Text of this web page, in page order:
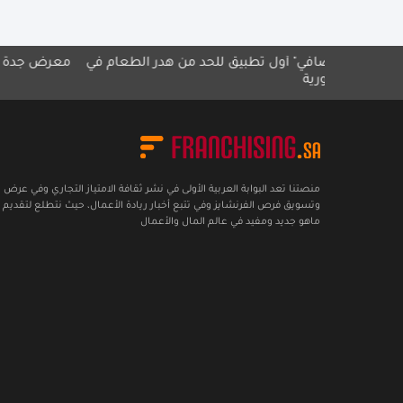
أول تطبيق للحد من هدر الطعام في
معرض جدة للامتياز
منصتنا تعد البوابة العربية الأولى في نشر ثقافة الامتياز التجاري وفي عرض
وتسويق فرص الفرنشايز وفي تتبع أخبار ريادة الأعمال، حيث نتطلع
ماهو جديد ومفيد في عالم المال والأعمال